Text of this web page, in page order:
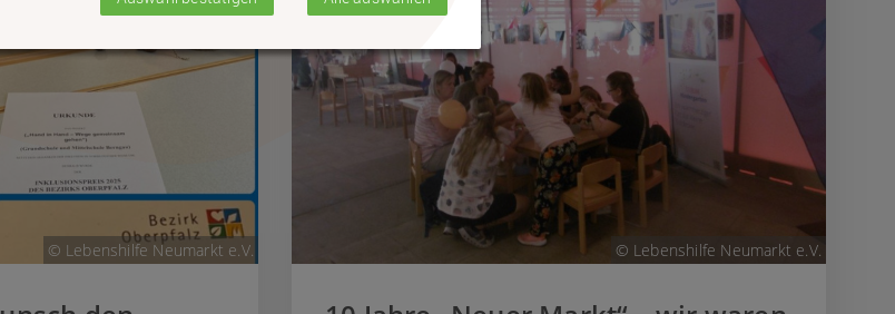
© Lebenshilfe Neumarkt e.V. © Lebenshilfe Neumarkt e.V.